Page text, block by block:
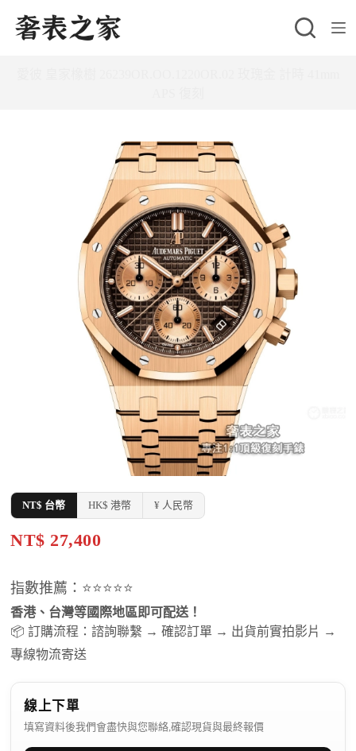
跳
至
NT$ 台幣 HK$ 港幣 ¥ 人民幣
NT$ 27,400
指數推薦：⭐⭐⭐⭐⭐
香港、台灣等國際地區即可配送！
📦 訂購流程：諮詢聯繫 → 確認訂單 → 出貨前實拍影片 →
專線物流寄送
線上下單
填寫資料後我們會盡快與您聯絡,確認現貨與最終報價